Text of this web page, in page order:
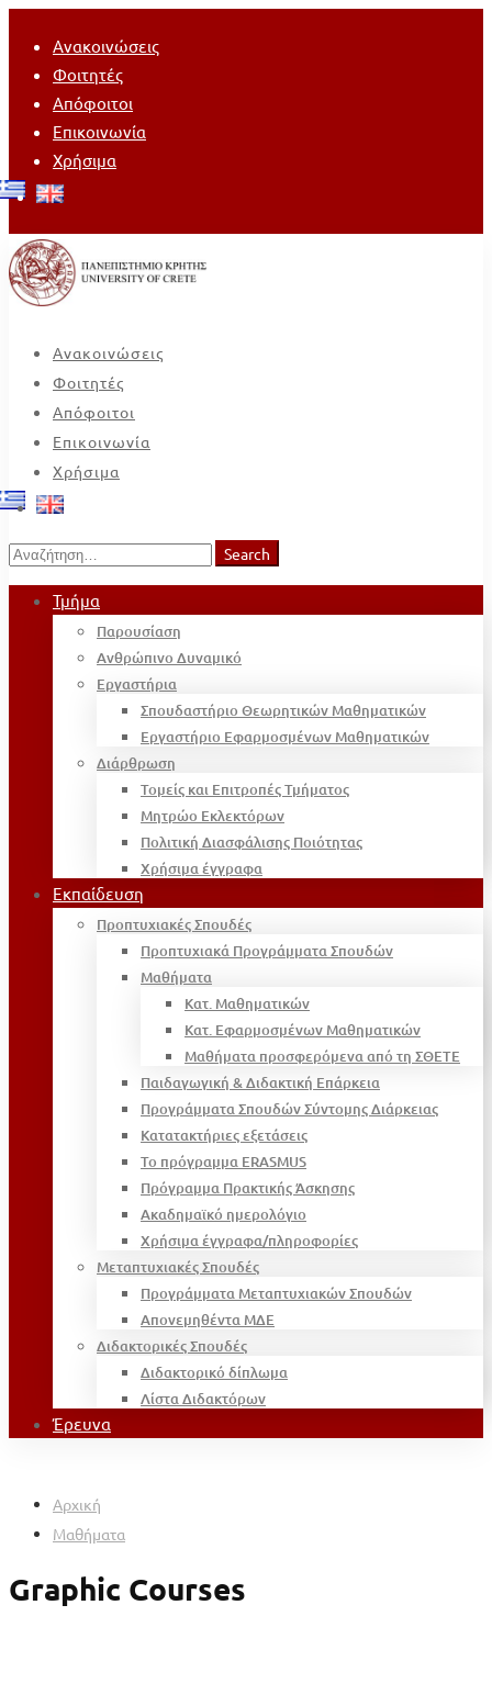
Ανακοινώσεις
Φοιτητές
Απόφοιτοι
Επικοινωνία
Χρήσιμα
Ανακοινώσεις
Φοιτητές
Απόφοιτοι
Επικοινωνία
Χρήσιμα
Search
for:
Search
Τμήμα
Παρουσίαση
Ανθρώπινο Δυναμικό
Εργαστήρια
Σπουδαστήριο Θεωρητικών Μαθηματικών
Εργαστήριο Εφαρμοσμένων Μαθηματικών
Διάρθρωση
Τομείς και Επιτροπές Τμήματος
Μητρώο Εκλεκτόρων
Πολιτική Διασφάλισης Ποιότητας
Χρήσιμα έγγραφα
Εκπαίδευση
Προπτυχιακές Σπουδές
Προπτυχιακά Προγράμματα Σπουδών
Μαθήματα
Κατ. Μαθηματικών
Κατ. Εφαρμοσμένων Μαθηματικών
Μαθήματα προσφερόμενα από τη ΣΘΕΤΕ
Παιδαγωγική & Διδακτική Επάρκεια
Προγράμματα Σπουδών Σύντομης Διάρκειας
Κατατακτήριες εξετάσεις
Το πρόγραμμα ERASMUS
Πρόγραμμα Πρακτικής Άσκησης
Ακαδημαϊκό ημερολόγιο
Χρήσιμα έγγραφα/πληροφορίες
Μεταπτυχιακές Σπουδές
Προγράμματα Μεταπτυχιακών Σπουδών
Απονεμηθέντα ΜΔΕ
Διδακτορικές Σπουδές
Διδακτορικό δίπλωμα
Λίστα Διδακτόρων
Έρευνα
Αρχική
Μαθήματα
Graphic Courses